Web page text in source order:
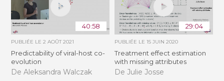
40:58
PUBLIÉE LE2 AOÛT 2021
Predictability of viral-host co-
evolution
De Aleksandra Walczak
29:04
PUBLIÉE LE 15 JUIN 2020
Treatment effect estimation
with missing attributes
De Julie Josse